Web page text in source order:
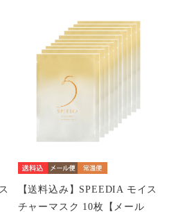
【送料込み】SPEEDIA モイス
チャーマスク 10枚【メール